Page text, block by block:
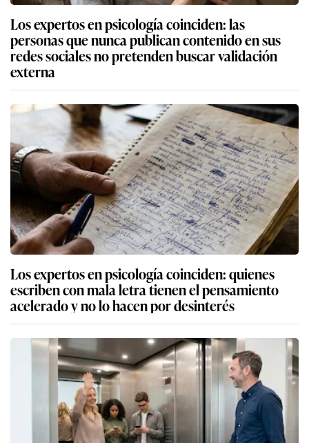
Los expertos en psicología coinciden: las
personas que nunca publican contenido en sus
redes sociales no pretenden buscar validación
externa
Los expertos en psicología coinciden: quienes
escriben con mala letra tienen el pensamiento
acelerado y no lo hacen por desinterés